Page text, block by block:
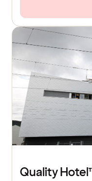
Quality